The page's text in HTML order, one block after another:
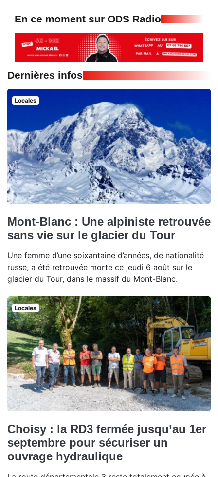
En ce moment sur ODS Radio
Dernières infos
Locales
Mont-Blanc : Une alpiniste retrouvée
sans vie sur le glacier du Tour
Une femme d’une soixantaine d’années, de nationalité
russe, a été retrouvée morte ce jeudi 6 août sur le
glacier du Tour, dans le massif du Mont-Blanc.
Locales
Choisy : la RD3 fermée jusqu’au 1er
septembre pour sécuriser un
ouvrage hydraulique